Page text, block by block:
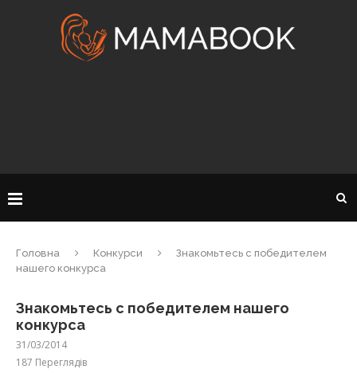
Головна Конкурси
Знакомьтесь с победителем
нашего конкурса
Знакомьтесь с победителем нашего
конкурса
31/03/2014
187 Переглядів